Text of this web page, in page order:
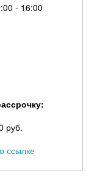
- 16:00
руб.
ссылке